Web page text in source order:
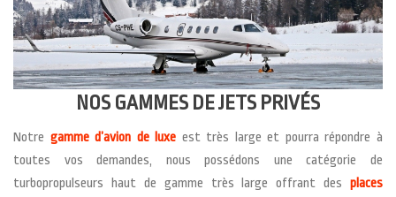
NOS GAMMES DE JETS PRIVÉS
Notre gamme d’avion de luxe est très large et pourra répondre à
toutes vos demandes, nous possédons une catégorie de
turbopropulseurs haut de gamme très large offrant des places